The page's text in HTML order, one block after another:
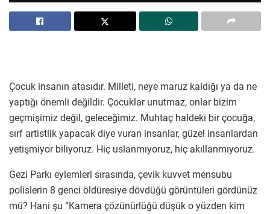
Çocuk insanın atasıdır. Milleti, neye maruz kaldığı ya da ne
yaptığı önemli değildir. Çocuklar unutmaz, onlar bizim
geçmişimiz değil, geleceğimiz. Muhtaç haldeki bir çocuğa,
sırf artistlik yapacak diye vuran insanlar, güzel insanlardan
yetişmiyor biliyoruz. Hiç uslanmıyoruz, hiç akıllanmıyoruz.
Gezi Parkı eylemleri sırasında, çevik kuvvet mensubu
polislerin 8 genci öldüresiye dövdüğü görüntüleri gördünüz
mü? Hani şu “Kamera çözünürlüğü düşük o yüzden kim